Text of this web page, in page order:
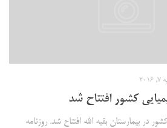
کشور افتتاح شد
در بیمارستان بقیه الله افتتاح شد. روزنامه